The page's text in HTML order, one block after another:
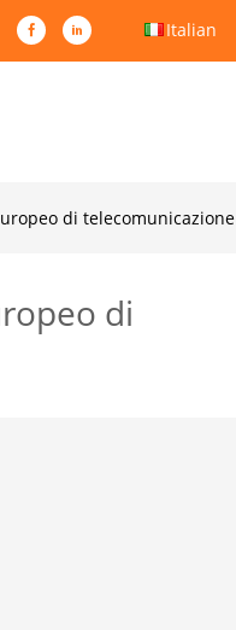
Italian
di telecomunicazione
di